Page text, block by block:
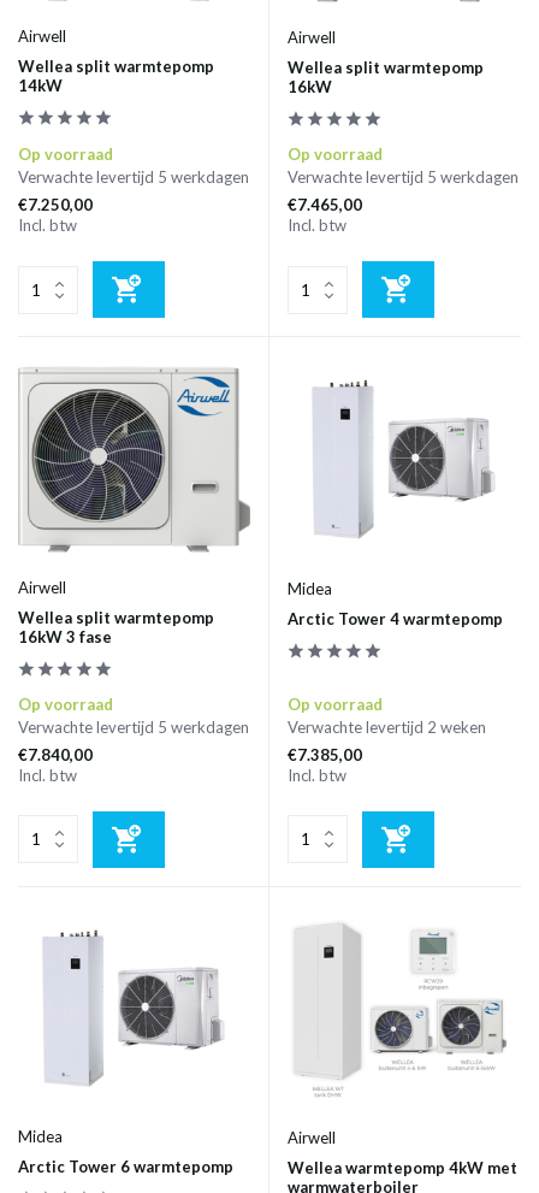
Airwell
Wellea split warmtepomp
14kW
Op voorraad
Verwachte levertijd 5 werkdagen
€7.250,00
Incl. btw
Airwell
Wellea split warmtepomp
16kW
Op voorraad
Verwachte levertijd 5 werkdagen
€7.465,00
Incl. btw
Airwell
Wellea split warmtepomp
16kW 3 fase
Op voorraad
Verwachte levertijd 5 werkdagen
€7.840,00
Incl. btw
Midea
Arctic Tower 4 warmtepomp
Op voorraad
Verwachte levertijd 2 weken
€7.385,00
Incl. btw
Midea
Arctic Tower 6 warmtepomp
Airwell
Wellea warmtepomp 4kW met
warmwaterboiler